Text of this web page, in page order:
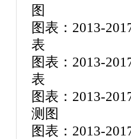
图
图表：2013-
表
图表：2013-
表
图表：2013-
测图
图表：2013-